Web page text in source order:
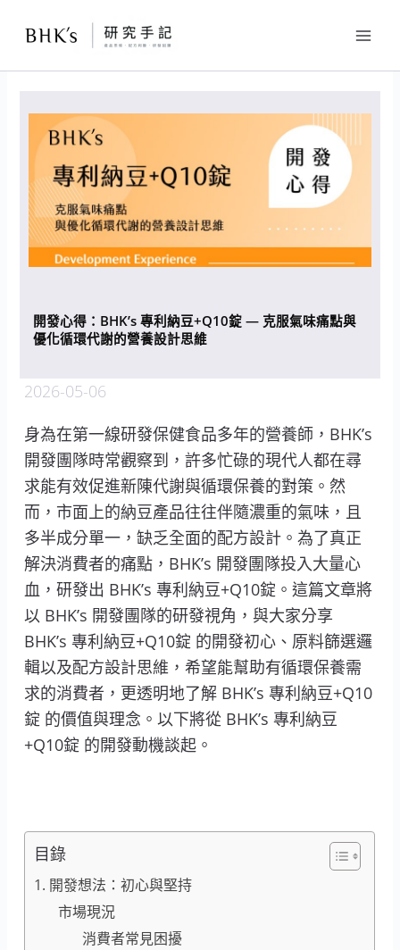
要
開發心得：BHK’s 專利納豆+Q10錠 — 克服氣味痛點與
優化循環代謝的營養設計思維
2026-05-06
身為在第一線研發保健食品多年的營養師，BHK’s
開發團隊時常觀察到，許多忙碌的現代人都在尋
求能有效促進新陳代謝與循環保養的對策。然
而，市面上的納豆產品往往伴隨濃重的氣味，且
多半成分單一，缺乏全面的配方設計。為了真正
解決消費者的痛點，BHK’s 開發團隊投入大量心
血，研發出 BHK’s 專利納豆+Q10錠。這篇文章將
以 BHK’s 開發團隊的研發視角，與大家分享
BHK’s 專利納豆+Q10錠 的開發初心、原料篩選邏
輯以及配方設計思維，希望能幫助有循環保養需
求的消費者，更透明地了解 BHK’s 專利納豆+Q10
錠 的價值與理念。以下將從 BHK’s 專利納豆
+Q10錠 的開發動機談起。
目錄
1. 開發想法：初心與堅持
市場現況
消費者常見困擾